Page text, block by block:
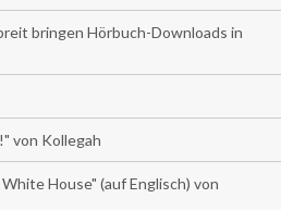
bringen Hörbuch-Downloads in
von Kollegah
House" (auf Englisch) von